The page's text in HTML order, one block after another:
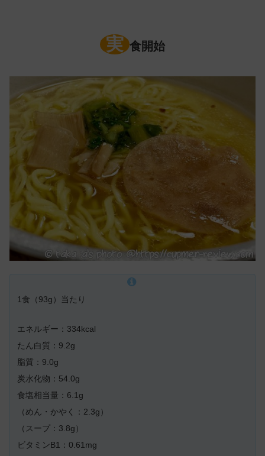
実 食開始
1食（93g）当たり
エネルギー：334kcal
たん白質：9.2g
脂質：9.0g
炭水化物：54.0g
食塩相当量：6.1g
（めん・かやく：2.3g）
（スープ：3.8g）
ビタミンB1：0.61mg